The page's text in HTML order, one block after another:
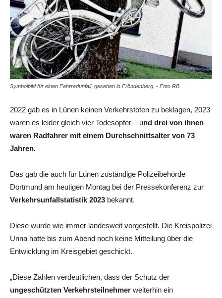
Symbolbild für einen Fahrradunfall, gesehen in Fröndenberg. - Foto RB
2022 gab es in Lünen keinen Verkehrstoten zu beklagen, 2023
waren es leider gleich vier Todesopfer – und drei von ihnen
waren Radfahrer mit einem Durchschnittsalter von 73
Jahren.
Das gab die auch für Lünen zuständige Polizeibehörde
Dortmund am heutigen Montag bei der Pressekonferenz zur
Verkehrsunfallstatistik 2023 bekannt.
Diese wurde wie immer landesweit vorgestellt. Die Kreispolizei
Unna hatte bis zum Abend noch keine Mitteilung über die
Entwicklung im Kreisgebiet geschickt.
„Diese Zahlen verdeutlichen, dass der Schutz der
ungeschützten Verkehrsteilnehmer weiterhin ein